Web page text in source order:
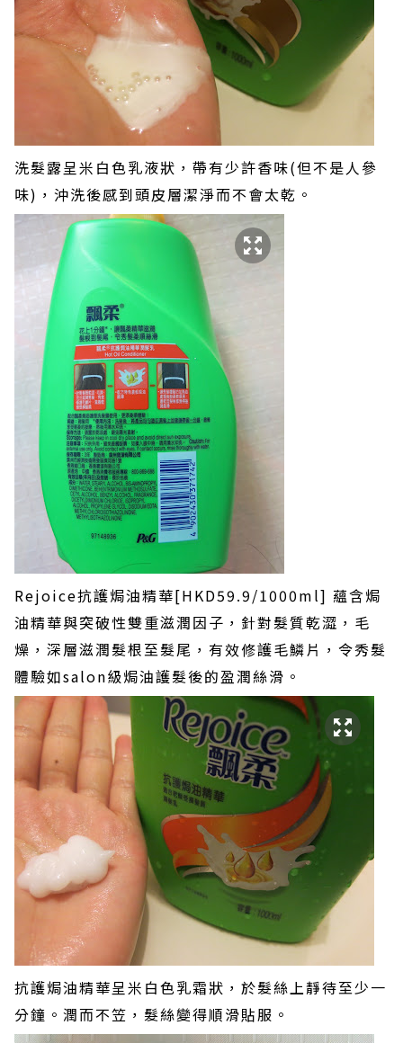
洗髮露呈米白色乳液狀，帶有少許香味(但不是人參
味)，沖洗後感到頭皮層潔淨而不會太乾。
Rejoice抗護焗油精華[HKD59.9/1000ml] 蘊含焗
油精華與突破性雙重滋潤因子，針對髮質乾澀，毛
燥，深層滋潤髮根至髮尾，有效修護毛鱗片，令秀髮
體驗如salon級焗油護髮後的盈潤絲滑。
抗護焗油精華呈米白色乳霜狀，於髮絲上靜待至少一
分鐘。潤而不笠，髮絲變得順滑貼服。